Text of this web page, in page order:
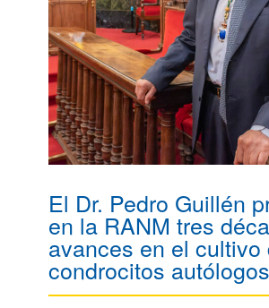
El Dr. Pedro Guillén
en la RANM tres
avances en el cultivo
condrocitos autólogos